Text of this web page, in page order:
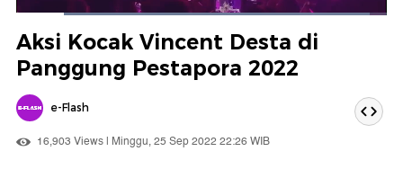
Berhenti
Suara
Hidup
Dimuat:
Aksi Kocak Vincent Desta di
Panggung Pestapora 2022
e-Flash
16,903 Views | Minggu, 25 Sep 2022 22:26 WIB